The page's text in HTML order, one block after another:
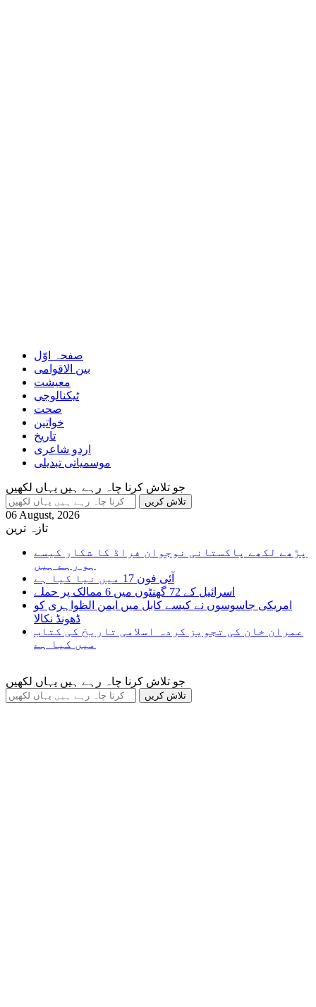
صفحہ اوّل
بین الاقوامی
معیشت
ٹیکنالوجی
صحت
خواتین
تاریخ
اردو شاعری
موسمیاتی تبدیلی
جو تلاش کرنا چاہ رہے ہیں یہاں لکھیں
06 August, 2026
تازہ ترین
پڑھے لکھے پاکستانی نوجوان فراڈ کا شکار کیسے
ہو رہے ہیں
آئی فون 17 میں نیا کیا ہے
اسرائیل کے 72 گھنٹوں میں 6 ممالک پر حملے
امریکی جاسوسوں نے کیسے کابل میں ایمن الظواہری کو
ڈھونڈ نکالا
عمران خان کی تجویز کردہ اسلامی تاریخ کی کتاب
میں کیا ہے
جو تلاش کرنا چاہ رہے ہیں یہاں لکھیں